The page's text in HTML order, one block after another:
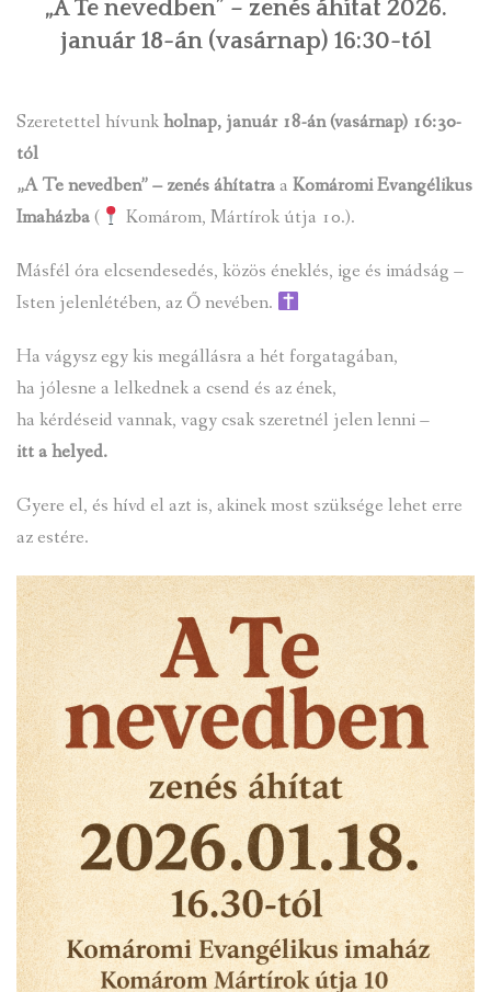
„A Te nevedben” – zenés áhítat 2026.
január 18-án (vasárnap) 16:30-tól
Szeretettel hívunkholnap, január 18-án (vasárnap) 16:30-
tól
„A Te nevedben” – zenés áhítatraa Komáromi Evangélikus
Imaházba( Komárom, Mártírok útja 10.).
Másfél óra elcsendesedés, közös éneklés, ige és imádság –
Isten jelenlétében, az Ő nevében.
Ha vágysz egy kis megállásra a hét forgatagában,
ha jólesne a lelkednek a csend és az ének,
ha kérdéseid vannak, vagy csak szeretnél jelen lenni –
itt a helyed.
Gyere el, és hívd el azt is, akinek most szüksége lehet erre
az estére.